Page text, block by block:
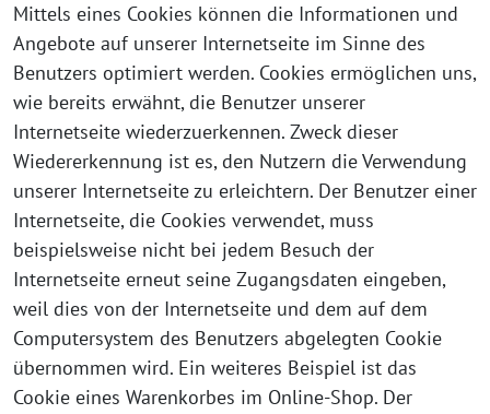
Mittels eines Cookies können die Informationen und
Angebote auf unserer Internetseite im Sinne des
Benutzers optimiert werden. Cookies ermöglichen uns,
wie bereits erwähnt, die Benutzer unserer
Internetseite wiederzuerkennen. Zweck dieser
Wiedererkennung ist es, den Nutzern die Verwendung
unserer Internetseite zu erleichtern. Der Benutzer einer
Internetseite, die Cookies verwendet, muss
beispielsweise nicht bei jedem Besuch der
Internetseite erneut seine Zugangsdaten eingeben,
weil dies von der Internetseite und dem auf dem
Computersystem des Benutzers abgelegten Cookie
übernommen wird. Ein weiteres Beispiel ist das
Cookie eines Warenkorbes im Online-Shop. Der